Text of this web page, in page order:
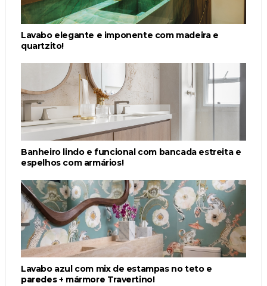
Lavabo elegante e imponente com madeira e
quartzito!
Banheiro lindo e funcional com bancada estreita e
espelhos com armários!
Lavabo azul com mix de estampas no teto e
paredes + mármore Travertino!